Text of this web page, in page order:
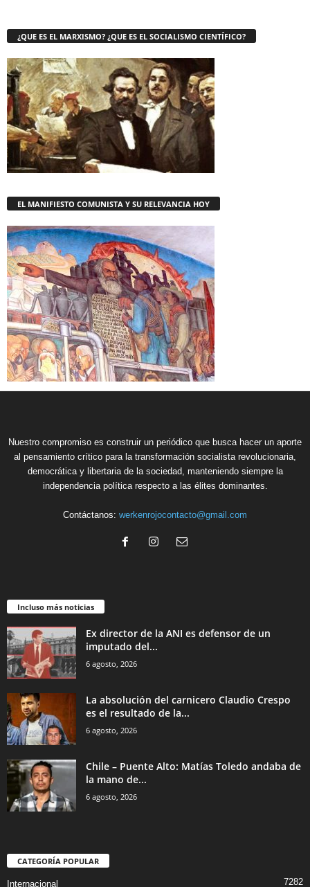
¿QUE ES EL MARXISMO? ¿QUE ES EL SOCIALISMO CIENTÍFICO?
EL MANIFIESTO COMUNISTA Y SU RELEVANCIA HOY
Nuestro compromiso es construir un periódico que busca hacer un aporte
al pensamiento crítico para la transformación socialista revolucionaria,
democrática y libertaria de la sociedad, manteniendo siempre la
independencia política respecto a las élites dominantes.
Contáctanos: werkenrojocontacto@gmail.com
Incluso más noticias
Ex director de la ANI es defensor de un
imputado del...
6 agosto, 2026
La absolución del carnicero Claudio Crespo
es el resultado de la...
6 agosto, 2026
Chile – Puente Alto: Matías Toledo andaba de
la mano de...
6 agosto, 2026
CATEGORÍA POPULAR
Internacional 7282